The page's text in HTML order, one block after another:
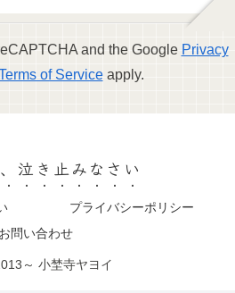
and the Google Privacy
of Serviceapply.
泣き止みなさい
プライバシーポリシー
お問い合わせ
～ 小埜寺ヤヨイ